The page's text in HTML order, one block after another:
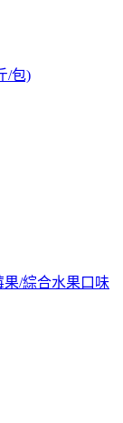
/包)
果/綜合水果口味